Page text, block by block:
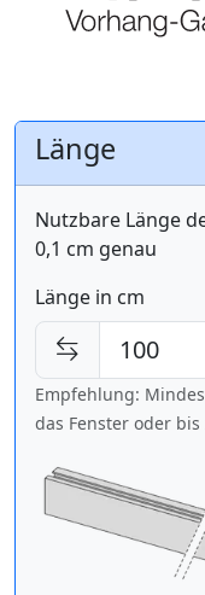
Länge
Nutzbare Länge
0,1 cm genau
Länge in cm
Empfehlung:
das Fenster oder